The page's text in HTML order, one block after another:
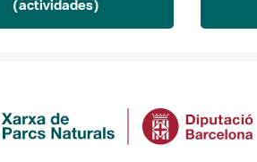
(actividades)